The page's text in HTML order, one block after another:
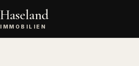
Haseland
IMMOBILIEN